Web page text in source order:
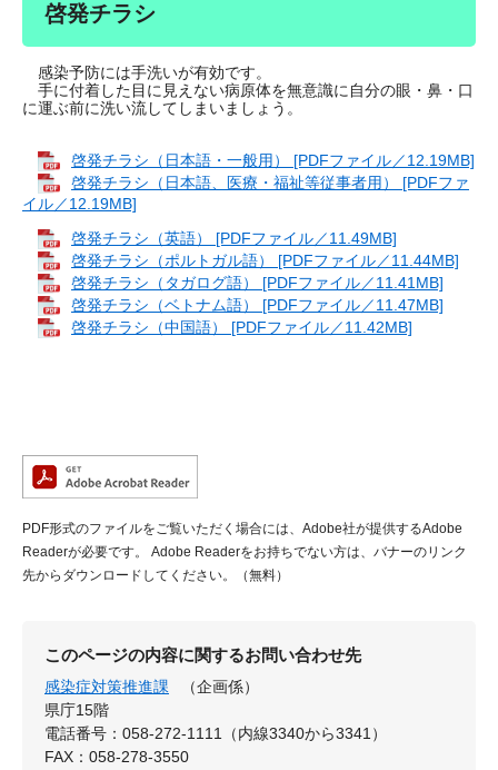
啓発チラシ
感染予防には手洗いが有効です。
手に付着した目に見えない病原体を無意識に自分の眼・鼻・口
に運ぶ前に洗い流してしまいましょう。
啓発チラシ（日本語・一般用） [PDFファイル／12.19MB]
啓発チラシ（日本語、医療・福祉等従事者用） [PDFファ
イル／12.19MB]
啓発チラシ（英語） [PDFファイル／11.49MB]
啓発チラシ（ポルトガル語） [PDFファイル／11.44MB]
啓発チラシ（タガログ語） [PDFファイル／11.41MB]
啓発チラシ（ベトナム語） [PDFファイル／11.47MB]
啓発チラシ（中国語） [PDFファイル／11.42MB]
PDF形式のファイルをご覧いただく場合には、Adobe社が提供するAdobe
Readerが必要です。
Adobe Readerをお持ちでない方は、バナーのリンク
先からダウンロードしてください。（無料）
このページの内容に関するお問い合わせ先
感染症対策推進課
（企画係）
県庁15階
電話番号：058-272-1111（内線3340から3341）
FAX：058-278-3550